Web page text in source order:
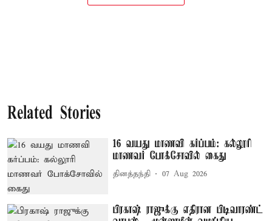
Related Stories
16 வயது மாணவி கர்ப்பம்: கல்லூரி
மாணவர் போக்சோவில் கைது
தினத்தந்தி 07 Aug 2026
பிரகாஷ் ராஜுக்கு எதிரான பிடிவாரண்ட்